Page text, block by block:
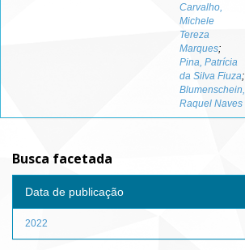
Carvalho,
Michele
Tereza
Marques;
Pina, Patrícia
da Silva Fiuza;
Blumenschein,
Raquel Naves
Busca facetada
Data de publicação
2022